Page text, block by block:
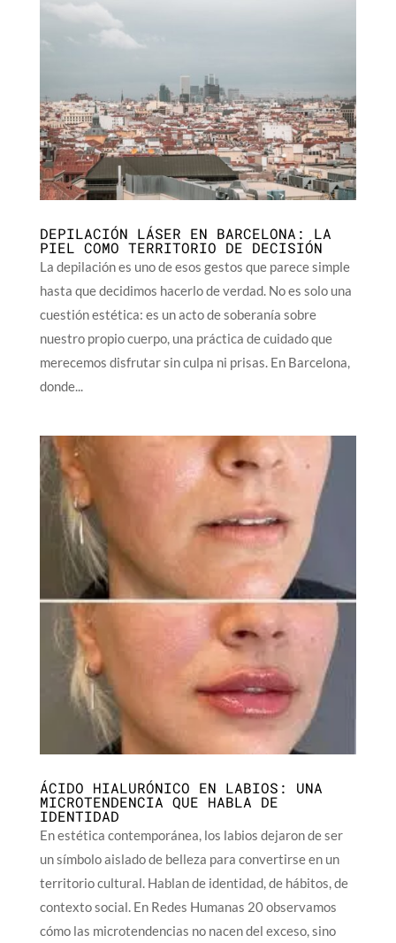
DEPILACIÓN LÁSER EN BARCELONA: LA
PIEL COMO TERRITORIO DE DECISIÓN
La depilación es uno de esos gestos que parece simple
hasta que decidimos hacerlo de verdad. No es solo una
cuestión estética: es un acto de soberanía sobre
nuestro propio cuerpo, una práctica de cuidado que
merecemos disfrutar sin culpa ni prisas. En Barcelona,
donde...
ÁCIDO HIALURÓNICO EN LABIOS: UNA
MICROTENDENCIA QUE HABLA DE
IDENTIDAD
En estética contemporánea, los labios dejaron de ser
un símbolo aislado de belleza para convertirse en un
territorio cultural. Hablan de identidad, de hábitos, de
contexto social. En Redes Humanas 20 observamos
cómo las microtendencias no nacen del exceso, sino